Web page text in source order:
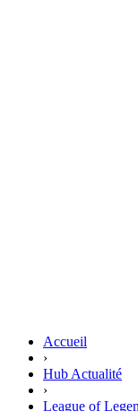
Accueil
›
Hub Actualité
›
League of